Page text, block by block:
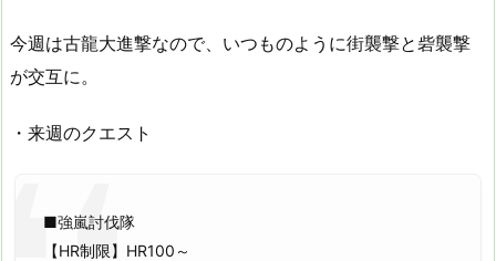
今週は古龍大進撃なので、いつものように街襲撃と砦襲撃
が交互に。
・来週のクエスト
■強嵐討伐隊
【HR制限】HR100～